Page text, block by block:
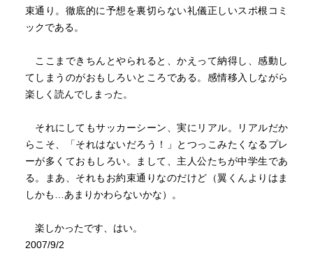
束通り。徹底的に予想を裏切らない礼儀正しいスポ根コミ
ックである。
ここまできちんとやられると、かえって納得し、感動し
てしまうのがおもしろいところである。感情移入しながら
楽しく読んでしまった。
それにしてもサッカーシーン、実にリアル。リアルだか
らこそ、「それはないだろう！」とつっこみたくなるプレ
ーが多くておもしろい。まして、主人公たちが中学生であ
る。まあ、それもお約束通りなのだけど（翼くんよりはま
しかも…あまりかわらないかな）。
楽しかったです、はい。
2007/9/2